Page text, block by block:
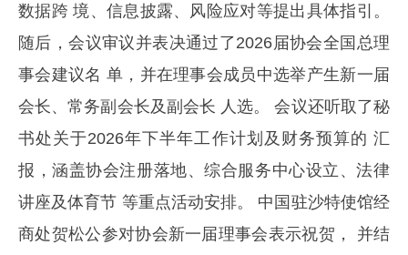
数据跨 境、信息披露、风险应对等提出具体指引。
随后，会议审议并表决通过了2026届协会全国总理
事会建议名 单，并在理事会成员中选举产生新一届
会长、常务副会长及副会长 人选。 会议还听取了秘
书处关于2026年下半年工作计划及财务预算的 汇
报，涵盖协会注册落地、综合服务中心设立、法律
讲座及体育节 等重点活动安排。 中国驻沙特使馆经
商处贺松公参对协会新一届理事会表示祝贺， 并结